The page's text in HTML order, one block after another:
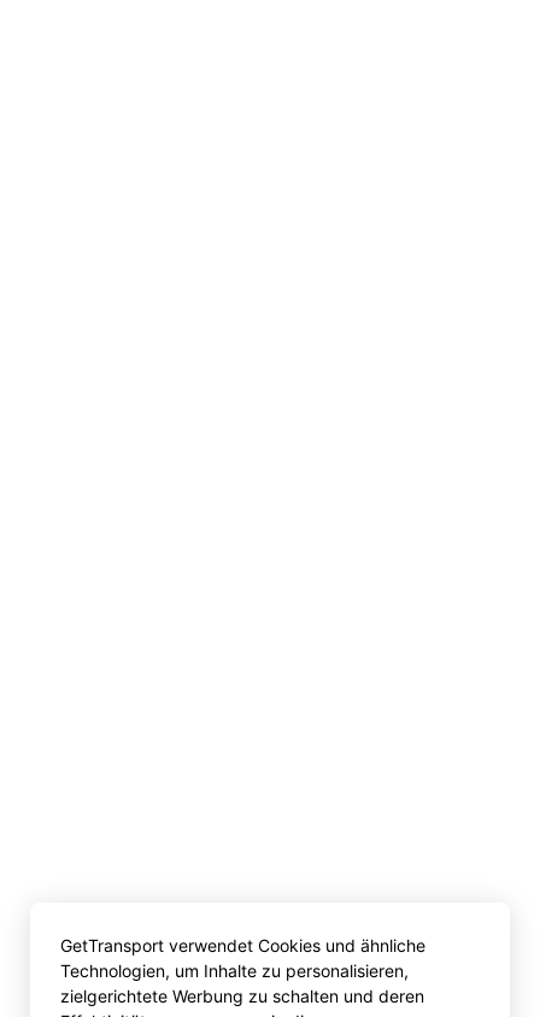
GetTransport verwendet Cookies und ähnliche
Technologien, um Inhalte zu personalisieren,
zielgerichtete Werbung zu schalten und deren